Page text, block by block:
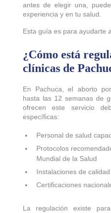
antes de elegir una,
experiencia y en tu salud.
Esta guía es para ayudarte
¿Cómo está
clínicas de
En Pachuca, el aborto
hasta las 12 semanas de
ofrecen este servicio
específicas:
Personal de salud
Protocolos
Mundial de la Salud
Instalaciones de calidad
Certificaciones
La regulación existe